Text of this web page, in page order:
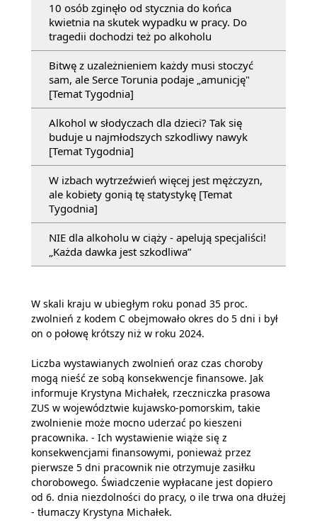
10 osób zginęło od stycznia do końca
kwietnia na skutek wypadku w pracy. Do
tragedii dochodzi też po alkoholu
Bitwę z uzależnieniem każdy musi stoczyć
sam, ale Serce Torunia podaje „amunicję"
[Temat Tygodnia]
Alkohol w słodyczach dla dzieci? Tak się
buduje u najmłodszych szkodliwy nawyk
[Temat Tygodnia]
W izbach wytrzeźwień więcej jest mężczyzn,
ale kobiety gonią tę statystykę [Temat
Tygodnia]
NIE dla alkoholu w ciąży - apelują specjaliści!
„Każda dawka jest szkodliwa”
W skali kraju w ubiegłym roku ponad 35 proc.
zwolnień z kodem C obejmowało okres do 5 dni i był
on o połowę krótszy niż w roku 2024.
Liczba wystawianych zwolnień oraz czas choroby
mogą nieść ze sobą konsekwencje finansowe. Jak
informuje Krystyna Michałek, rzeczniczka prasowa
ZUS w województwie kujawsko-pomorskim, takie
zwolnienie może mocno uderzać po kieszeni
pracownika. - Ich wystawienie wiąże się z
konsekwencjami finansowymi, ponieważ przez
pierwsze 5 dni pracownik nie otrzymuje zasiłku
chorobowego. Świadczenie wypłacane jest dopiero
od 6. dnia niezdolności do pracy, o ile trwa ona dłużej
- tłumaczy Krystyna Michałek.